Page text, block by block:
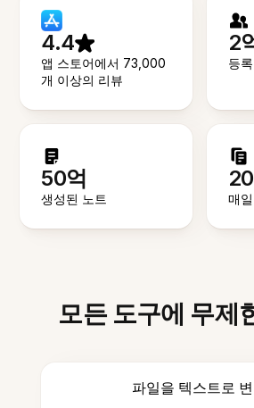
4.4
앱 스토어에서 73,000
개 이상의 리뷰
2
등
50억
생성된 노트 매
모든 도구에 무제
파일을 텍스트로